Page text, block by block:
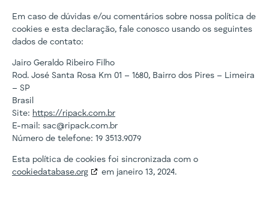
Em caso de dúvidas e/ou comentários sobre nossa política de
cookies e esta declaração, fale conosco usando os seguintes
dados de contato:
Jairo Geraldo Ribeiro Filho
Rod. José Santa Rosa Km 01 – 1680, Bairro dos Pires – Limeira
– SP
Brasil
Site: https://ripack.com.br
E-mail: sac@ripack.com.br
Número de telefone: 19 3513.9079
Esta política de cookies foi sincronizada com o
cookiedatabase.org
em janeiro 13, 2024.